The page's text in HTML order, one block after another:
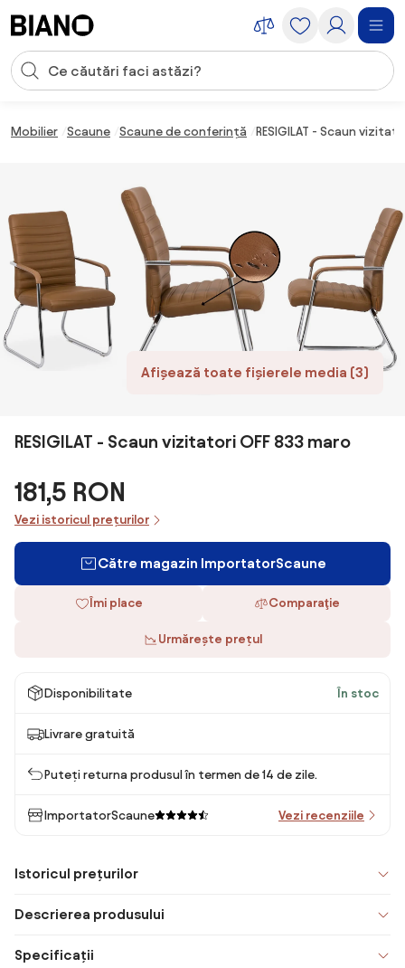
Introducerea căutării
Mobilier Scaune Scaune de conferință RESIGILAT - Scaun
Afișează toate fișierele media (3)
RESIGILAT - Scaun vizitatori OFF 833 maro
181,5 RON
Vezi istoricul prețurilor
Către magazin ImportatorScaune
Îmi place Comparaţie
Urmărește prețul
Disponibilitate În stoc
Livrare gratuită
Puteți returna produsul în termen de 14 de zile.
ImportatorScaune Vezi recenziile
Istoricul prețurilor
Descrierea produsului
Specificații